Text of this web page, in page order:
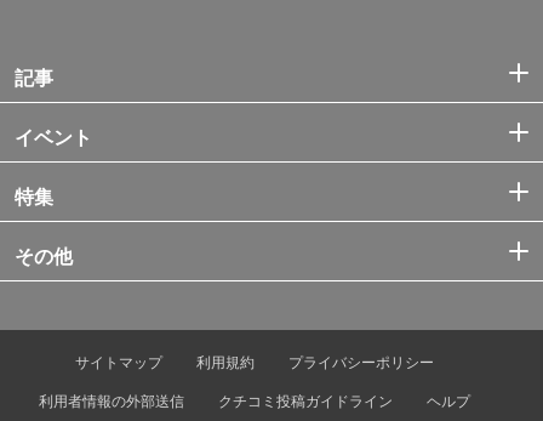
記事
イベント
特集
その他
サイトマップ 利用規約
プライバシーポリシー
利用者情報の外部送信
クチコミ投稿ガイドライン ヘルプ